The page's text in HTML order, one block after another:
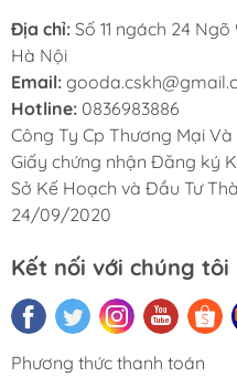
Địa chỉ: Số 11 ngách 24
Hà Nội
Email:
Hotline: 0836983886
Công Ty Cp Thương Mại
Giấy chứng nhận Đăng ký
Sở Kế Hoạch và Đầu Tư
24/09/2020
Kết nối với chúng tôi
Phương thức thanh toán